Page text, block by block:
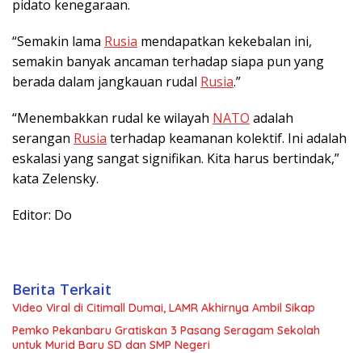
pidato kenegaraan.
“Semakin lama Rusia mendapatkan kekebalan ini,
semakin banyak ancaman terhadap siapa pun yang
berada dalam jangkauan rudal Rusia.”
“Menembakkan rudal ke wilayah NATO adalah
serangan Rusia terhadap keamanan kolektif. Ini adalah
eskalasi yang sangat signifikan. Kita harus bertindak,”
kata Zelensky.
Editor: Do
Berita Terkait
Video Viral di Citimall Dumai, LAMR Akhirnya Ambil Sikap
Pemko Pekanbaru Gratiskan 3 Pasang Seragam Sekolah
untuk Murid Baru SD dan SMP Negeri